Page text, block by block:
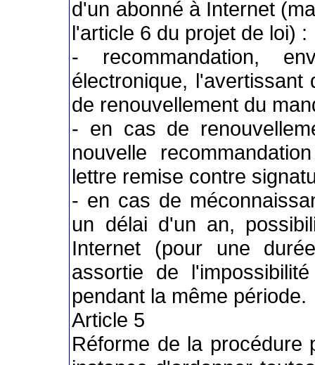
d'un abonné à Internet
l'article 6 du projet de loi) :
- recommandation,
électronique,
de renouvellement du
- en cas de
nouvelle
lettre remise contre
- en cas de
un délai d'un an,
Internet (pour une
assortie de
pendant la même période.
Article 5
Réforme de la procédure